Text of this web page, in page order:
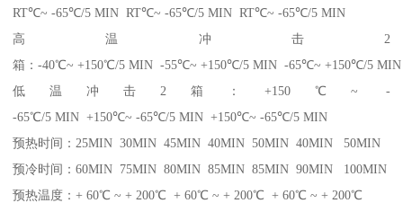
RT℃~ -65℃/5 MIN RT℃~ -65℃/5 MIN RT℃~ -65℃/5 MIN
高温冲击2
箱：-40℃~ +150℃/5 MIN -55℃~ +150℃/5 MIN -65℃~ +150℃/5 MIN
低温冲击2箱：+150℃~ -
-65℃/5 MIN +150℃~ -65℃/5 MIN +150℃~ -65℃/5 MIN
预热时间：25MIN 30MIN 45MIN 40MIN 50MIN 40MIN 50MIN
预冷时间：60MIN 75MIN 80MIN 85MIN 85MIN 90MIN 100MIN
预热温度：+ 60℃ ~ + 200℃ + 60℃ ~ + 200℃ + 60℃ ~ + 200℃